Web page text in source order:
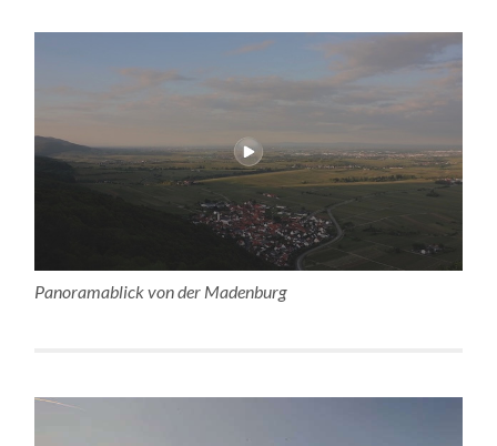
Panoramablick von der Madenburg